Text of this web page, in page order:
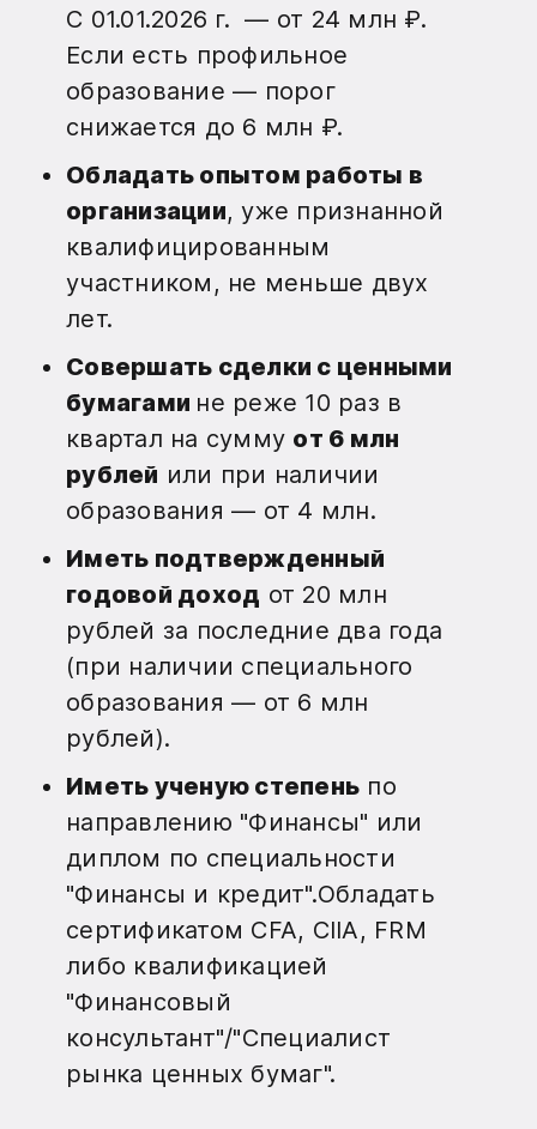
С 01.01.2026 г. — от 24 млн ₽.
Если есть профильное
образование — порог
снижается до 6 млн ₽.
Обладать опытом работы в
организации, уже признанной
квалифицированным
участником, не меньше двух
лет.
Совершать сделки с ценными
бумагами не реже 10 раз в
квартал на сумму от 6 млн
рублей или при наличии
образования — от 4 млн.
Иметь подтвержденный
годовой доход от 20 млн
рублей за последние два года
(при наличии специального
образования — от 6 млн
рублей).
Иметь ученую степень по
направлению "Финансы" или
диплом по специальности
"Финансы и кредит".Обладать
сертификатом CFA, CIIA, FRM
либо квалификацией
"Финансовый
консультант"/"Специалист
рынка ценных бумаг".